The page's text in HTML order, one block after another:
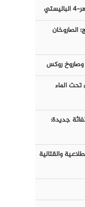
الصاروخان
وصاروخ روكس
تحت الماء
جديدة:
والقتالية